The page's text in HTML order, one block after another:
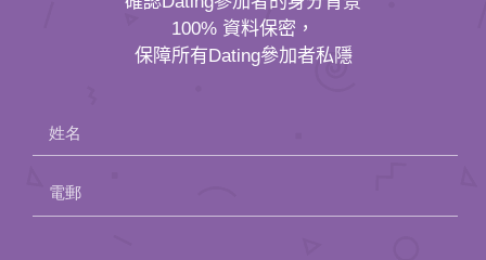
100% 資料保密，
保障所有Dating參加者私隱
姓名
電郵